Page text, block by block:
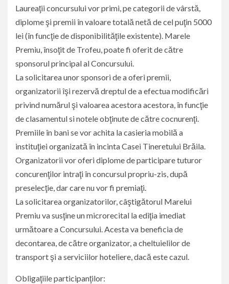
Laureaţii concursului vor primi, pe categorii de vârstă,
diplome şi premii în valoare totală netă de cel puţin 5000
lei (în funcţie de disponibilităţile existente). Marele
Premiu, însoţit de Trofeu, poate fi oferit de către
sponsorul principal al Concursului.
La solicitarea unor sponsori de a oferi premii,
organizatorii îşi rezervă dreptul de a efectua modificări
privind numărul şi valoarea acestora acestora, în funcţie
de clasamentul si notele obţinute de către cocnurenţi.
Premiile în bani se vor achita la casieria mobilă a
instituţiei organizată în incinta Casei Tineretului Brăila.
Organizatorii vor oferi diplome de participare tuturor
concurenţilor intraţi în concursul propriu-zis, după
preselecţie, dar care nu vor fi premiaţi.
La solicitarea organizatorilor, câştigătorul Marelui
Premiu va susţine un microrecital la ediţia imediat
următoare a Concursului. Acesta va beneficia de
decontarea, de către organizator, a cheltuielilor de
transport şi a serviciilor hoteliere, dacă este cazul.
Obligaţiile participanţilor: